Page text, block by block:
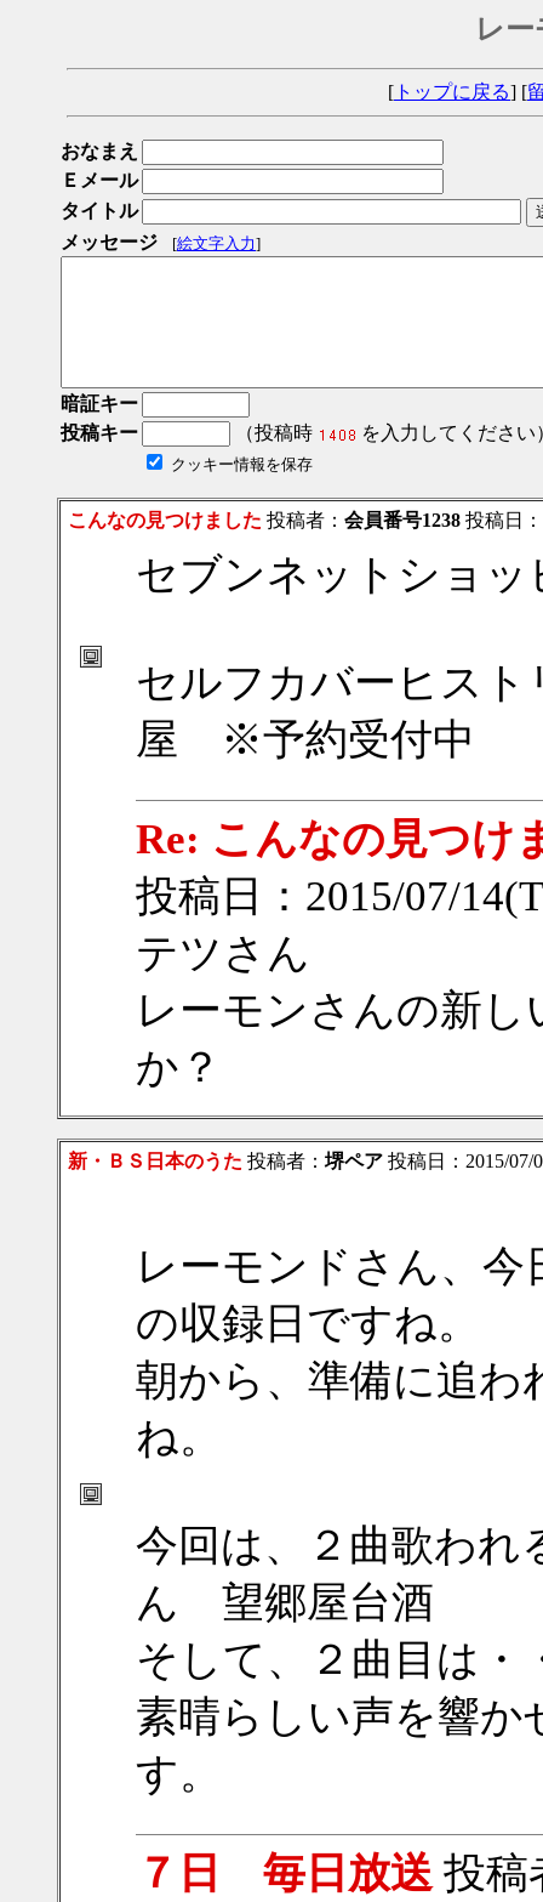
レ
[ トップに戻る] [
おなまえ
Ｅメール
タイトル
メッセージ
[絵文字入力]
暗証キー
投稿キー
（投稿時 を入力してください
クッキー情報を保存
こんなの見つけました 投稿者： 会員番号1238 投稿日
セブンネットショ
セルフカバーヒス
屋 ※予約受付中
Re: こんなの見つけ
投稿日：2015/07/
テツさん
レーモンさんの新
か？
新・ＢＳ日本のうた 投稿者： 堺ペア 投稿日：2015/07/
レーモンドさん、
の収録日ですね。
朝から、準備に追
ね。
今回は、２曲歌われ
ん 望郷屋台酒
そして、２曲目は・
素晴らしい声を響
す。
７日 毎日放送投稿